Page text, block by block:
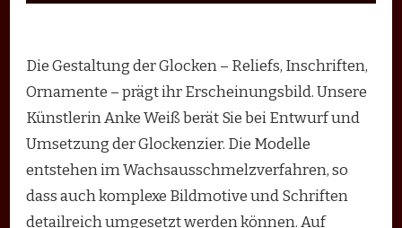
Die Gestaltung der Glocken – Reliefs, Inschriften,
Ornamente – prägt ihr Erscheinungsbild. Unsere
Künstlerin Anke Weiß berät Sie bei Entwurf und
Umsetzung der Glockenzier. Die Modelle
entstehen im Wachsausschmelzverfahren, so
dass auch komplexe Bildmotive und Schriften
detailreich umgesetzt werden können. Auf